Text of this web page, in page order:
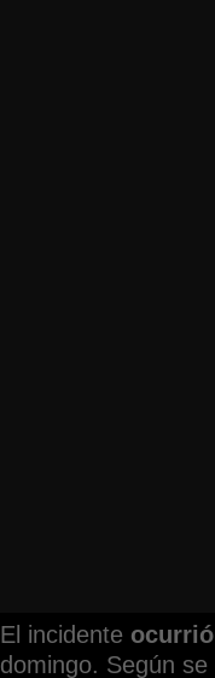
El incidente ocurrió
domingo. Según se